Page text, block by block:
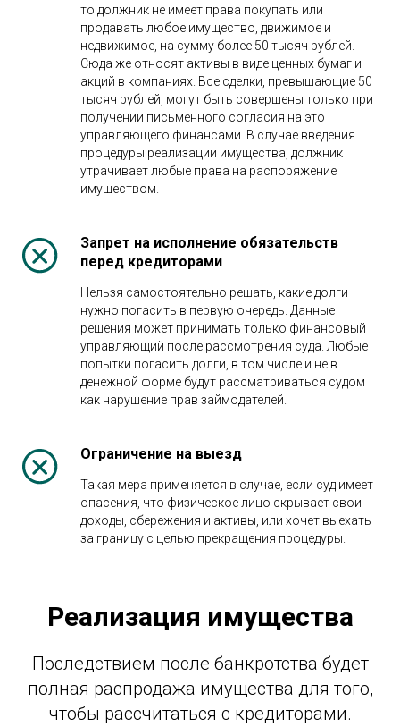
то должник не имеет права покупать или
продавать любое имущество, движимое и
недвижимое, на сумму более 50 тысяч рублей.
Сюда же относят активы в виде ценных бумаг и
акций в компаниях. Все сделки, превышающие 50
тысяч рублей, могут быть совершены только при
получении письменного согласия на это
управляющего финансами. В случае введения
процедуры реализации имущества, должник
утрачивает любые права на распоряжение
имуществом.
Запрет на исполнение обязательств
перед кредиторами
Нельзя самостоятельно решать, какие долги
нужно погасить в первую очередь. Данные
решения может принимать только финансовый
управляющий после рассмотрения суда. Любые
попытки погасить долги, в том числе и не в
денежной форме будут рассматриваться судом
как нарушение прав займодателей.
Ограничение на выезд
Такая мера применяется в случае, если суд имеет
опасения, что физическое лицо скрывает свои
доходы, сбережения и активы, или хочет выехать
за границу с целью прекращения процедуры.
Реализация имущества
Последствием после банкротства будет
полная распродажа имущества для того,
чтобы рассчитаться с кредиторами.